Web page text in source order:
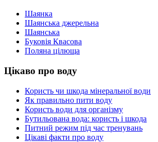
Шаянка
Шаянська джерельна
Шаянська
Буковія Квасова
Поляна цілюща
Цікаво про воду
Користь чи шкода мінеральної води
Як правильно пити воду
Користь води для організму
Бутильована вода: користь і шкода
Питний режим під час тренувань
Цікаві факти про воду